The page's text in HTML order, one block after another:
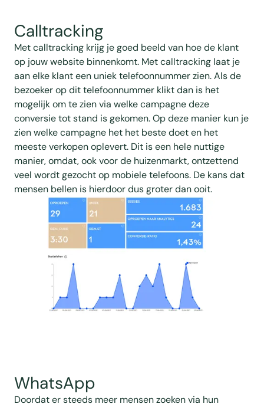
Calltracking
Met calltracking krijg je goed beeld van hoe de klant
op jouw website binnenkomt. Met calltracking laat je
aan elke klant een uniek telefoonnummer zien. Als de
bezoeker op dit telefoonnummer klikt dan is het
mogelijk om te zien via welke campagne deze
conversie tot stand is gekomen. Op deze manier kun je
zien welke campagne het het beste doet en het
meeste verkopen oplevert. Dit is een hele nuttige
manier, omdat, ook voor de huizenmarkt, ontzettend
veel wordt gezocht op mobiele telefoons. De kans dat
mensen bellen is hierdoor dus groter dan ooit.
WhatsApp
Doordat er steeds meer mensen zoeken via hun